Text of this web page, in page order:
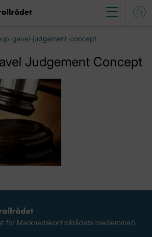
gavel-judgement-concept
Judgement Concept
för Marknadskontrollrådets medlemmar)